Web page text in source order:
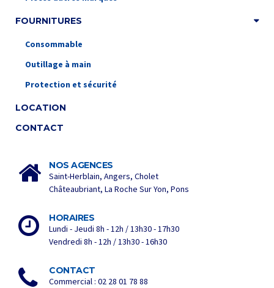
FOURNITURES
Consommable
Outillage à main
Protection et sécurité
LOCATION
CONTACT
NOS AGENCES
Saint-Herblain, Angers, Cholet
Châteaubriant, La Roche Sur Yon, Pons
HORAIRES
Lundi - Jeudi 8h - 12h / 13h30 - 17h30
Vendredi 8h - 12h / 13h30 - 16h30
CONTACT
Commercial : 02 28 01 78 88